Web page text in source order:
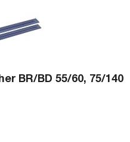
BR/BD 55/60, 75/140